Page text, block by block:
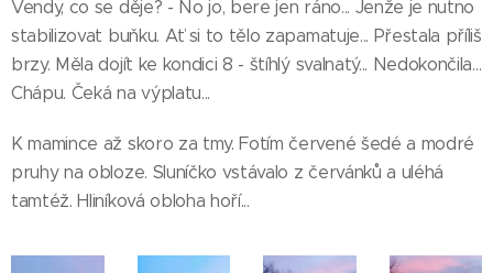
Vendy, co se děje? - No jo, bere jen ráno... Jenže je nutno
stabilizovat buňku. Ať si to tělo zapamatuje... Přestala příliš
brzy. Měla dojít ke kondici 8 - štíhlý svalnatý... Nedokončila...
Chápu. Čeká na výplatu...
K mamince až skoro za tmy. Fotím červené šedé a modré
pruhy na obloze. Sluníčko vstávalo z červánků a uléhá
tamtéž. Hliníková obloha hoří...